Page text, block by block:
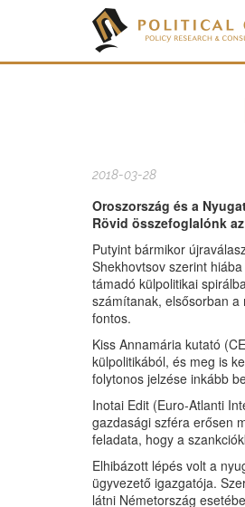
2018-03-28
Oroszország és a
Rövid összefoglalónk
Putyint bármikor
Shekhovtsov szerint
támadó külpolitikai
számítanak, elsősorban
fontos.
Kiss Annamária kutató
külpolitikából, és meg is
folytonos jelzése inkább
Inotai Edit (Euro-Atlanti
gazdasági szféra erősen
feladata, hogy a
Elhibázott lépés volt a
ügyvezető igazgatója.
látni Németország